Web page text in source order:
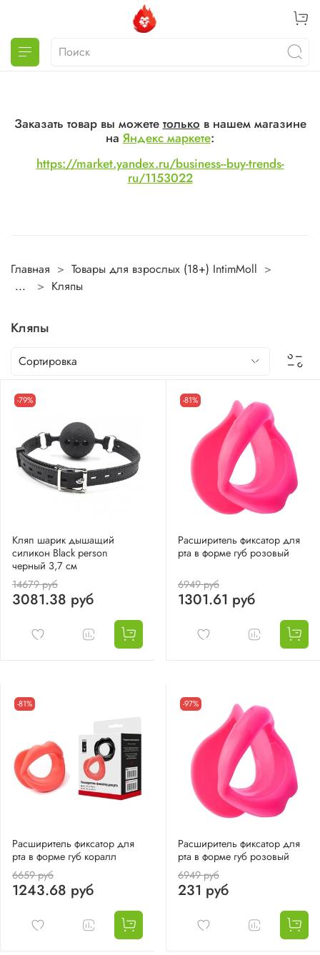
Заказать товар вы можете только в нашем магазине
на Яндекс маркете:
https://market.yandex.ru/business--buy-trends-
ru/1153022
Главная
Товары для взрослых (18+) IntimMoll
...
Кляпы
Кляпы
-79%
Кляп шарик дышащий
силикон Black person
черный 3,7 см
14679 руб
3081.38 руб
-81%
Расширитель фиксатор для
рта в форме губ розовый
6949 руб
1301.61 руб
-81%
Расширитель фиксатор для
рта в форме губ коралл
6659 руб
1243.68 руб
-97%
Расширитель фиксатор для
рта в форме губ розовый
6949 руб
231 руб